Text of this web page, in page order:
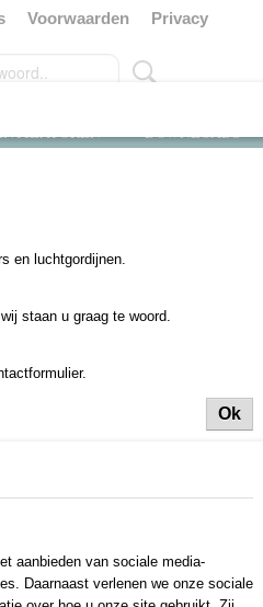
Voorwaarden Privacy
DOWNLOADS
en luchtgordijnen.
staan u graag te woord.
Ok
aanbieden van sociale media-
Daarnaast verlenen we onze sociale